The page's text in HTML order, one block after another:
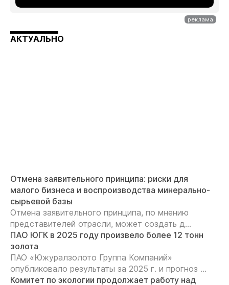
АКТУАЛЬНО
Отмена заявительного принципа: риски для
малого бизнеса и воспроизводства минерально-
сырьевой базы
Отмена заявительного принципа, по мнению
представителей отрасли, может создать д...
ПАО ЮГК в 2025 году произвело более 12 тонн
золота
ПАО «Южуралзолото Группа Компаний»
опубликовало результаты за 2025 г. и прогноз ...
Комитет по экологии продолжает работу над